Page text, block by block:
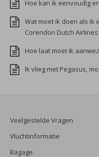
Hoe kan ik eenvoudig
Wat moet ik doen als ik
Corendon Dutch
Hoe laat moet ik
Ik vlieg met Pegasus,
Veelgestelde Vragen
Vluchtinformatie
Bagage